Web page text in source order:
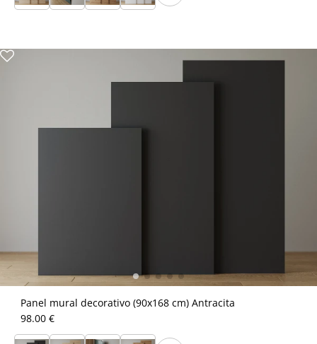
Panel mural decorativo (90x168 cm) Antracita
98.00 €